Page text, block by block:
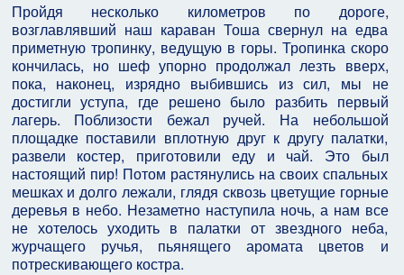
Пройдя несколько километров по дороге,
возглавлявший наш караван Тоша свернул на едва
приметную тропинку, ведущую в горы. Тропинка скоро
кончилась, но шеф упорно продолжал лезть вверх,
пока, наконец, изрядно выбившись из сил, мы не
достигли уступа, где решено было разбить первый
лагерь. Поблизости бежал ручей. На небольшой
площадке поставили вплотную друг к другу палатки,
развели костер, приготовили еду и чай. Это был
настоящий пир! Потом растянулись на своих спальных
мешках и долго лежали, глядя сквозь цветущие горные
деревья в небо. Незаметно наступила ночь, а нам все
не хотелось уходить в палатки от звездного неба,
журчащего ручья, пьянящего аромата цветов и
потрескивающего костра.